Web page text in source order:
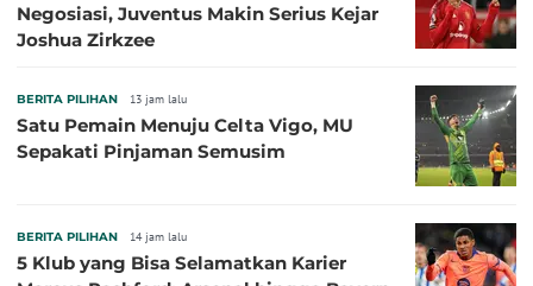
Negosiasi, Juventus Makin Serius Kejar
Joshua Zirkzee
BERITA PILIHAN 13 jam lalu
Satu Pemain Menuju Celta Vigo, MU
Sepakati Pinjaman Semusim
BERITA PILIHAN 14 jam lalu
5 Klub yang Bisa Selamatkan Karier